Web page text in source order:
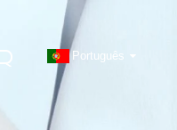
Português